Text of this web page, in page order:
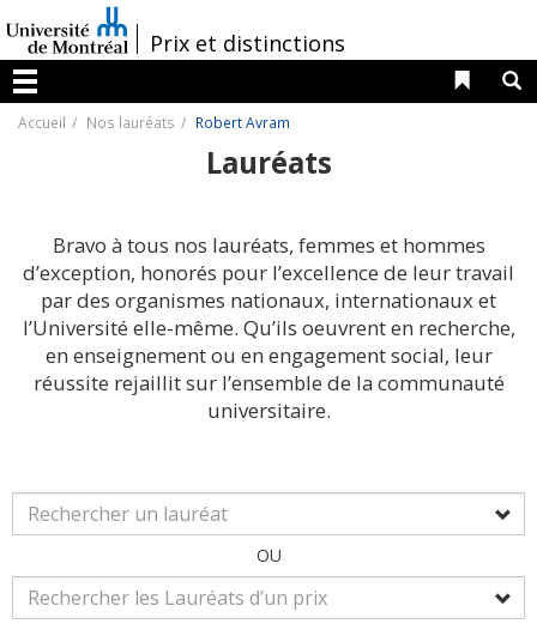
au
contenu
/Prix et distinctions
Menu
Liens
Accueil Nos lauréats Robert Avram
Lauréats
Bravo à tous nos lauréats, femmes et hommes
d’exception, honorés pour l’excellence de leur travail
par des organismes nationaux, internationaux et
l’Université elle-même. Qu’ils oeuvrent en recherche,
en enseignement ou en engagement social, leur
réussite rejaillit sur l’ensemble de la communauté
universitaire.
OU